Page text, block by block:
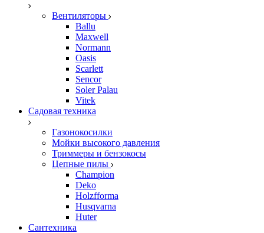
Вентиляторы
Ballu
Maxwell
Normann
Oasis
Scarlett
Sencor
Soler Palau
Vitek
Садовая техника
Газонокосилки
Мойки высокого давления
Триммеры и бензокосы
Цепные пилы
Champion
Deko
Holzfforma
Husqvarna
Huter
Сантехника